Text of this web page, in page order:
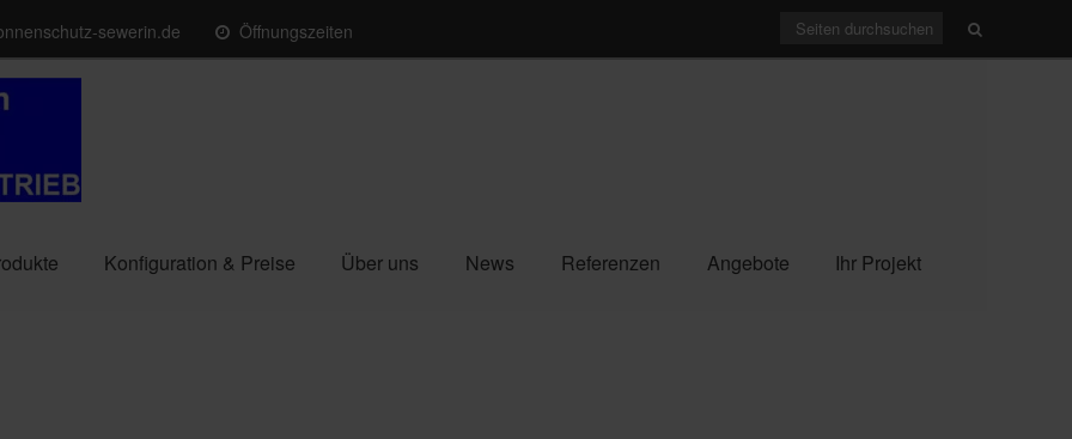
sewerin.de Öffnungszeiten
Konfiguration & Preise Über uns News Referenzen Angebote Ihr Projekt